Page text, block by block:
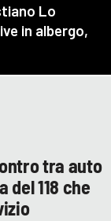
tra auto
118 che